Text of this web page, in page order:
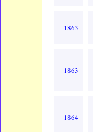
1863
1863
1864